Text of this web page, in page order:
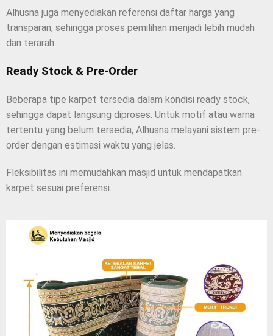
Alhusna juga menyediakan referensi daftar harga yang
transparan, sehingga proses pemilihan menjadi lebih mudah
dan terarah.
Ready Stock & Pre-Order
Beberapa tipe karpet tersedia dalam kondisi ready stock,
sehingga dapat langsung diproses. Untuk motif atau warna
tertentu yang belum tersedia, Alhusna melayani sistem pre-
order dengan estimasi waktu yang jelas.
Fleksibilitas ini memudahkan masjid untuk mendapatkan
karpet sesuai preferensi.